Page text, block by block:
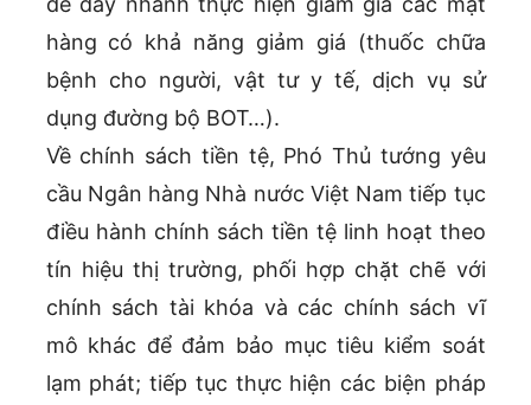
hàng có khả năng giảm giá (thuốc chữa
bệnh cho người, vật tư y tế, dịch vụ sử
dụng đường bộ BOT…).
Về chính sách tiền tệ, Phó Thủ tướng yêu
cầu Ngân hàng Nhà nước Việt Nam tiếp tục
điều hành chính sách tiền tệ linh hoạt theo
tín hiệu thị trường, phối hợp chặt chẽ với
chính sách tài khóa và các chính sách vĩ
mô khác để đảm bảo mục tiêu kiểm soát
lạm phát; tiếp tục thực hiện các biện pháp